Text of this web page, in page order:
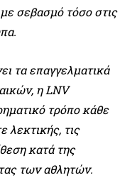
σεβασμό τόσο στις
τα επαγγελματικά
η LNV
τρόπο κάθε
λεκτικής, τις
κατά της
των αθλητών.